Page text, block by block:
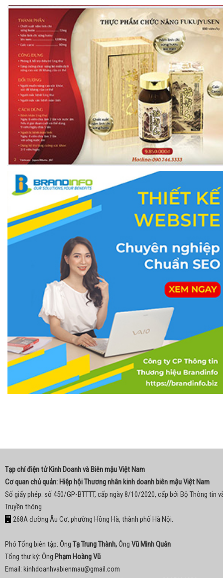
Tạp chí điện tử Kinh Doanh và Biên mậu Việt Nam
Cơ quan chủ quản: Hiệp hội Thương nhân kinh doanh biên mậu Việt Nam
Số giấy phép: số 450/GP-BTTTT, cấp ngày 8/10/2020, cấp bởi Bộ Thông tin
Truyền thông
268A đường Âu Cơ, phường Hồng Hà, thành phố Hà Nội.
Phó Tổng biên tập: Ông Tạ Trung Thành,Ông Vũ Minh Quân
Tổng thư ký: Ông Phạm Hoàng Vũ
Email: kinhdoanhvabienmau@gmail.com